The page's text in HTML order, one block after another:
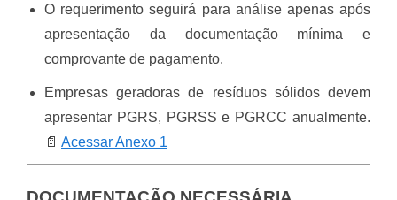
O requerimento seguirá para análise apenas após
apresentação da documentação mínima e
comprovante de pagamento.
Empresas geradoras de resíduos sólidos devem
apresentar PGRS, PGRSS e PGRCC anualmente.
📄 Acessar Anexo 1